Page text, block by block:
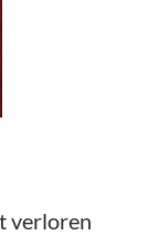
verloren